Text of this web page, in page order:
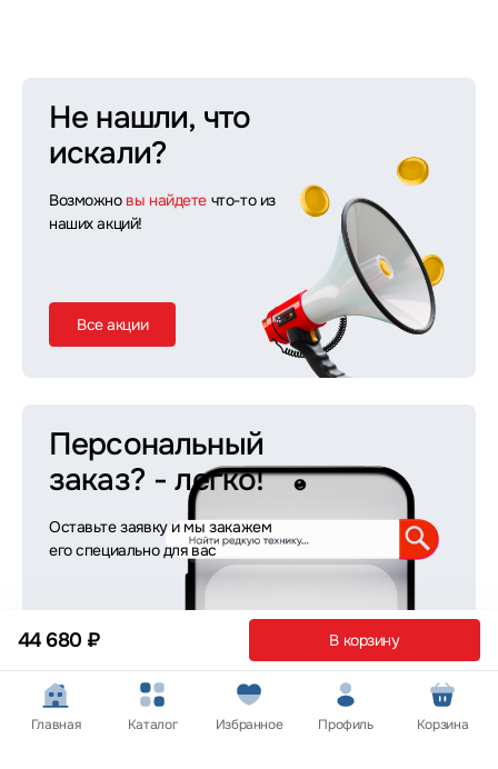
44 680 ₽ В корзину
Не нашли, что
искали?
Возможно вы найдете что-то из
наших акций!
Все акции
Персональный
заказ? - легко!
Оставьте заявку и мы закажем
его специально для вас
Оставить заявку
Главная Каталог Избранное Профиль Корзина